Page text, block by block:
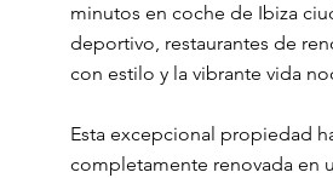
minutos en coche de Ibiza
deportivo, restaurantes de
con estilo y la vibrante vida
Esta excepcional propiedad
completamente renovada en